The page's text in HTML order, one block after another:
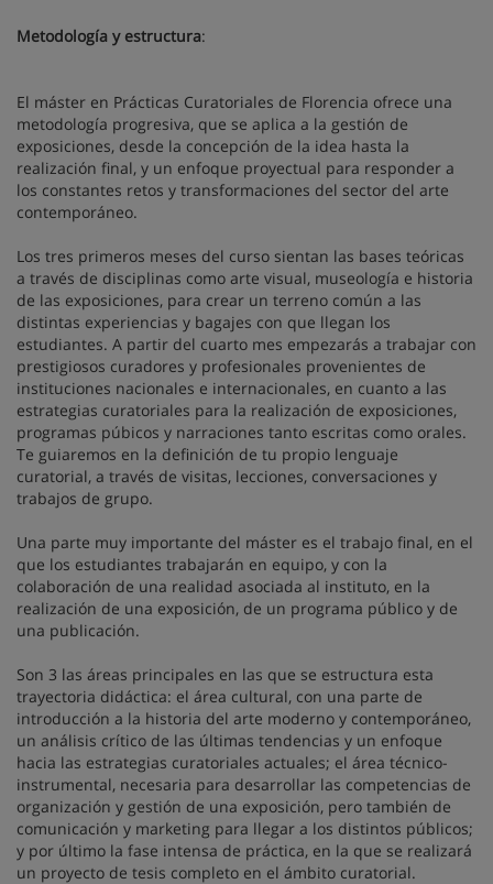
Metodología y estructura:
El máster en Prácticas Curatoriales de Florencia ofrece una
metodología progresiva, que se aplica a la gestión de
exposiciones, desde la concepción de la idea hasta la
realización final, y un enfoque proyectual para responder a
los constantes retos y transformaciones del sector del arte
contemporáneo.
Los tres primeros meses del curso sientan las bases teóricas
a través de disciplinas como arte visual, museología e historia
de las exposiciones, para crear un terreno común a las
distintas experiencias y bagajes con que llegan los
estudiantes. A partir del cuarto mes empezarás a trabajar con
prestigiosos curadores y profesionales provenientes de
instituciones nacionales e internacionales, en cuanto a las
estrategias curatoriales para la realización de exposiciones,
programas púbicos y narraciones tanto escritas como orales.
Te guiaremos en la definición de tu propio lenguaje
curatorial, a través de visitas, lecciones, conversaciones y
trabajos de grupo.
Una parte muy importante del máster es el trabajo final, en el
que los estudiantes trabajarán en equipo, y con la
colaboración de una realidad asociada al instituto, en la
realización de una exposición, de un programa público y de
una publicación.
Son 3 las áreas principales en las que se estructura esta
trayectoria didáctica: el área cultural, con una parte de
introducción a la historia del arte moderno y contemporáneo,
un análisis crítico de las últimas tendencias y un enfoque
hacia las estrategias curatoriales actuales; el área técnico-
instrumental, necesaria para desarrollar las competencias de
organización y gestión de una exposición, pero también de
comunicación y marketing para llegar a los distintos públicos;
y por último la fase intensa de práctica, en la que se realizará
un proyecto de tesis completo en el ámbito curatorial.